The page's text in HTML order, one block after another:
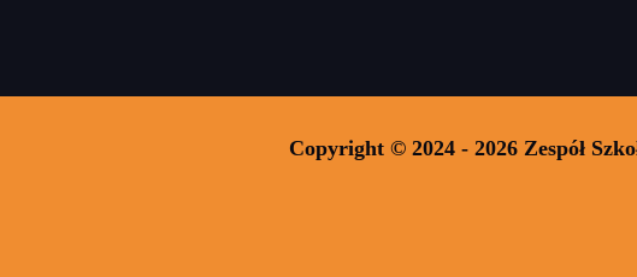
Copyright © 2024 - 2026 Zespół